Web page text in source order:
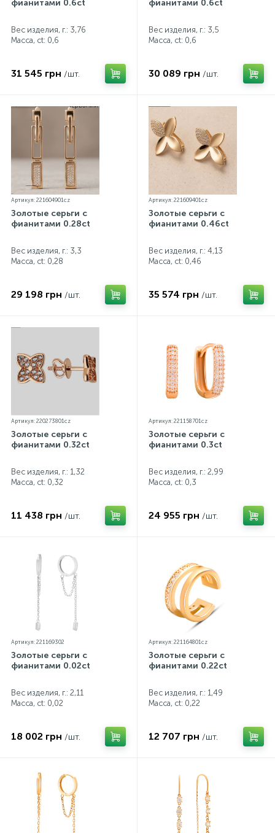
фианитами 0.6ct
Вес изделия, г.: 3,76
Масса, ct: 0,6
31 545 грн /шт.
фианитами 0.6ct
Вес изделия, г.: 3,5
Масса, ct: 0,6
30 089 грн /шт.
Артикул: 221604901cz
Золотые серьги с
фианитами 0.28ct
Вес изделия, г.: 3,3
Масса, ct: 0,28
29 198 грн /шт.
Артикул: 221609401cz
Золотые серьги с
фианитами 0.46ct
Вес изделия, г.: 4,13
Масса, ct: 0,46
35 574 грн /шт.
Артикул: 220273801cz
Золотые серьги с
фианитами 0.32ct
Вес изделия, г.: 1,32
Масса, ct: 0,32
11 438 грн /шт.
Артикул: 221158701cz
Золотые серьги с
фианитами 0.3ct
Вес изделия, г.: 2,99
Масса, ct: 0,3
24 955 грн /шт.
Артикул: 221169302
Золотые серьги с
фианитами 0.02ct
Вес изделия, г.: 2,11
Масса, ct: 0,02
18 002 грн /шт.
Артикул: 221164801cz
Золотые серьги с
фианитами 0.22ct
Вес изделия, г.: 1,49
Масса, ct: 0,22
12 707 грн /шт.